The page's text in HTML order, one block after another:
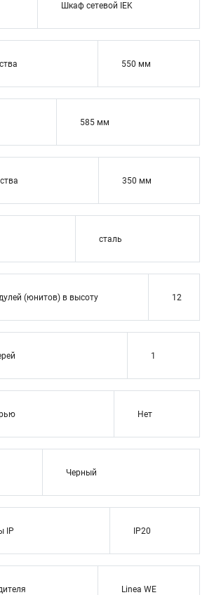
Шкаф сетевой IEK
550 мм
585 мм
350 мм
сталь
(юнитов) в высоту 12
1
Нет
Черный
IP IP20
Linea WE